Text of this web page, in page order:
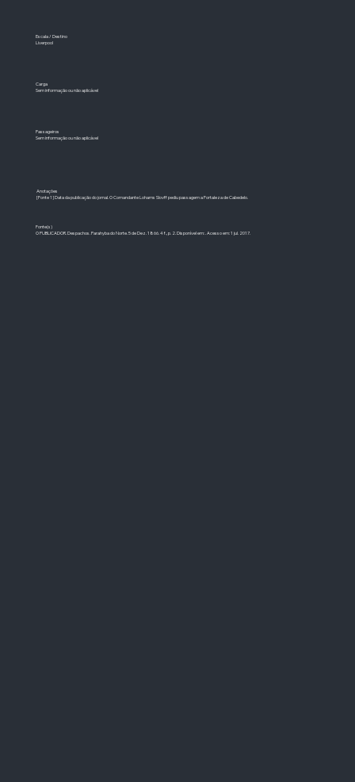
Escala / Destino
Liverpool
Carga
Sem informação ou não aplicável
Passageiros
Sem informação ou não aplicável
Anotações
[Fonte 1] Data da publicação do jornal. O Comandante Lohams Slovff pediu passagem a Fortaleza de Cabedelo.
Fonte(s)
O PUBLICADOR. Despachos. Parahyba do Norte. 5 de Dez. 1866. 4 f., p. 2. Disponível em: . Acesso em: 1 jul. 2017.